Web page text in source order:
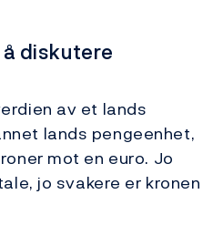
diskutere
av et lands
lands pengeenhet,
mot en euro. Jo
jo svakere er kronen